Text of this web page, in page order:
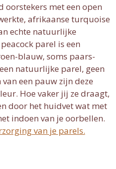
oorstekers met een open
afrikaanse turquoise
echte natuurlijke
parel is een
blauw, soms paars-
natuurlijke parel, geen
een pauw zijn deze
Hoe vaker jij ze draagt,
door het huidvet wat met
indoen van je oorbellen.
van je parels.